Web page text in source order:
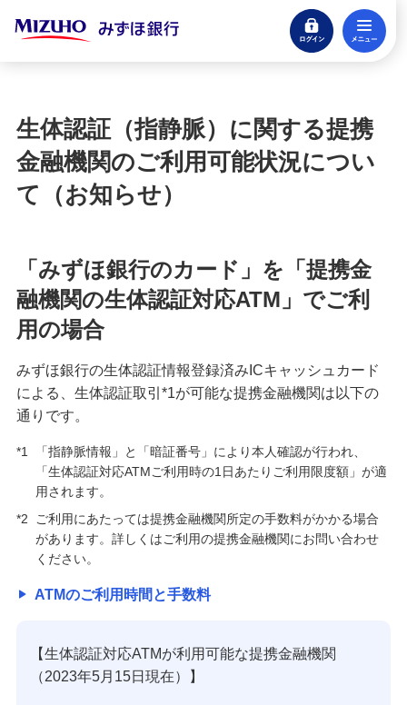
ログイン
閉じる
口座開設
来店不要・スマホで完結
ローン
住宅ローン・カードローン
預金・NISA・資産運用
備える
学ぶ・考える
お客さまサポート
生体認証（指静脈）に関する提携
金融機関のご利用可能状況につい
て（お知らせ）
「みずほ銀行のカード」を「提携金
融機関の生体認証対応ATM」でご利
用の場合
みずほ銀行の生体認証情報登録済みICキャッシュカード
による、生体認証取引*1が可能な提携金融機関は以下の
通りです。
*1
「指静脈情報」と「暗証番号」により本人確認が行われ、
「生体認証対応ATMご利用時の1日あたりご利用限度額」が適
用されます。
*2
ご利用にあたっては提携金融機関所定の手数料がかかる場合
があります。詳しくはご利用の提携金融機関にお問い合わせ
ください。
ATMのご利用時間と手数料
【生体認証対応ATMが利用可能な提携金融機関
（2023年5月15日現在）】